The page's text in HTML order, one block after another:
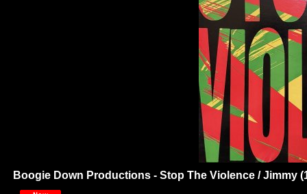
Boogie Down Productions - Stop The Violence / Jimmy